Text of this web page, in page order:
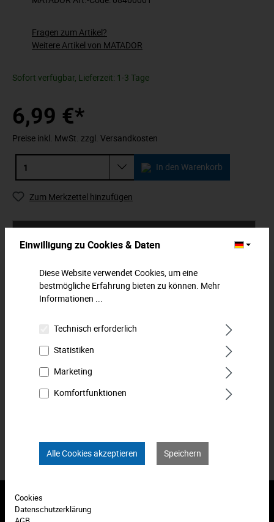
Fragen zum Artikel?
Weitere Artikel von MATADOR
Sofort verfügbar, Lieferzeit: 1-3 Tage
6,99 €*
Preise inkl. MwSt. zzgl. Versandkosten
In den Warenkorb
Zum Merkzettel hinzufügen
Dichtungsrückständen. Besonders Lang. Mit geschliffenen
Arbeitsflächen. Mit schlagfestem…
Mehr
Bewertungen
Produkt FAQs
Abonnieren Sie den kostenlosen Newsletter und verpassen Sie
Einwilligung zu Cookies & Daten
Diese Website verwendet Cookies, um eine
bestmögliche Erfahrung bieten zu können. Mehr
Informationen ...
Technisch erforderlich
Statistiken
Marketing
Komfortfunktionen
Alle Cookies akzeptieren Speichern
Cookies
Datenschutzerklärung